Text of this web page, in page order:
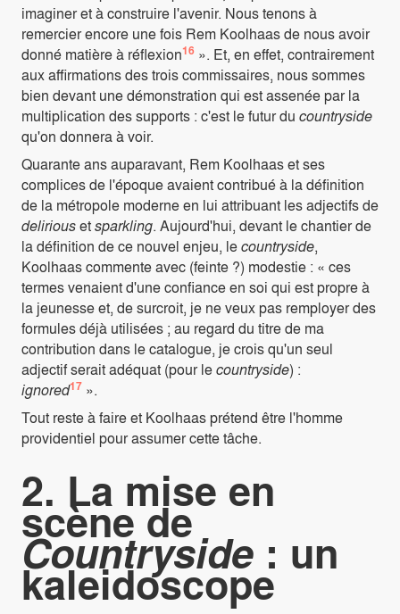
imaginer et à construire l'avenir. Nous tenons à
remercier encore une fois Rem Koolhaas de nous avoir
donné matière à réflexion16 ». Et, en effet, contrairement
aux affirmations des trois commissaires, nous sommes
bien devant une démonstration qui est assenée par la
multiplication des supports : c'est le futur du countryside
qu'on donnera à voir.
Quarante ans auparavant, Rem Koolhaas et ses
complices de l'époque avaient contribué à la définition
de la métropole moderne en lui attribuant les adjectifs de
deliriousetsparkling. Aujourd'hui, devant le chantier de
la définition de ce nouvel enjeu, lecountryside,
Koolhaas commente avec (feinte ?) modestie : « ces
termes venaient d'une confiance en soi qui est propre à
la jeunesse et, de surcroit, je ne veux pas remployer des
formules déjà utilisées ; au regard du titre de ma
contribution dans le catalogue, je crois qu'un seul
adjectif serait adéquat (pour lecountryside) :
ignored17 ».
Tout reste à faire et Koolhaas prétend être l'homme
providentiel pour assumer cette tâche.
2. La mise en
scène de
Countryside : un
kaleidoscope